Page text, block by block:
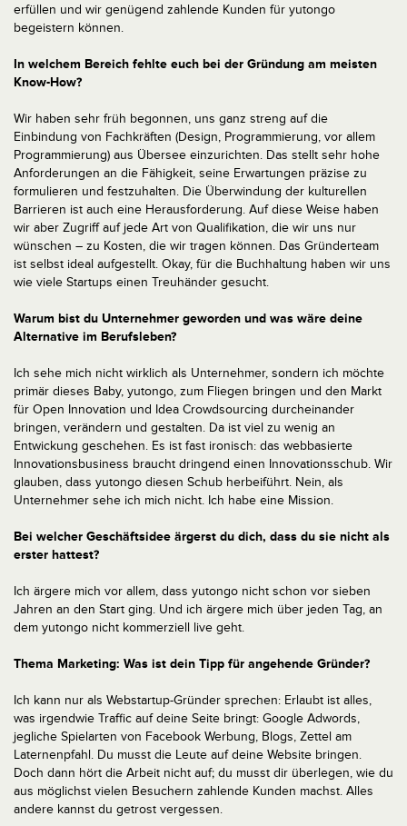
erfüllen und wir genügend zahlende Kunden für yutongo
begeistern können.
In welchem Bereich fehlte euch bei der Gründung am meisten
Know-How?
Wir haben sehr früh begonnen, uns ganz streng auf die
Einbindung von Fachkräften (Design, Programmierung, vor allem
Programmierung) aus Übersee einzurichten. Das stellt sehr hohe
Anforderungen an die Fähigkeit, seine Erwartungen präzise zu
formulieren und festzuhalten. Die Überwindung der kulturellen
Barrieren ist auch eine Herausforderung. Auf diese Weise haben
wir aber Zugriff auf jede Art von Qualifikation, die wir uns nur
wünschen – zu Kosten, die wir tragen können. Das Gründerteam
ist selbst ideal aufgestellt. Okay, für die Buchhaltung haben wir uns
wie viele Startups einen Treuhänder gesucht.
Warum bist du Unternehmer geworden und was wäre deine
Alternative im Berufsleben?
Ich sehe mich nicht wirklich als Unternehmer, sondern ich möchte
primär dieses Baby, yutongo, zum Fliegen bringen und den Markt
für Open Innovation und Idea Crowdsourcing durcheinander
bringen, verändern und gestalten. Da ist viel zu wenig an
Entwickung geschehen. Es ist fast ironisch: das webbasierte
Innovationsbusiness braucht dringend einen Innovationsschub. Wir
glauben, dass yutongo diesen Schub herbeiführt. Nein, als
Unternehmer sehe ich mich nicht. Ich habe eine Mission.
Bei welcher Geschäftsidee ärgerst du dich, dass du sie nicht als
erster hattest?
Ich ärgere mich vor allem, dass yutongo nicht schon vor sieben
Jahren an den Start ging. Und ich ärgere mich über jeden Tag, an
dem yutongo nicht kommerziell live geht.
Thema Marketing: Was ist dein Tipp für angehende Gründer?
Ich kann nur als Webstartup-Gründer sprechen: Erlaubt ist alles,
was irgendwie Traffic auf deine Seite bringt: Google Adwords,
jegliche Spielarten von Facebook Werbung, Blogs, Zettel am
Laternenpfahl. Du musst die Leute auf deine Website bringen.
Doch dann hört die Arbeit nicht auf; du musst dir überlegen, wie du
aus möglichst vielen Besuchern zahlende Kunden machst. Alles
andere kannst du getrost vergessen.